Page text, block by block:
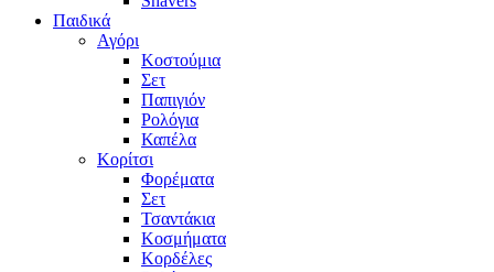
Παιδικά
Αγόρι
Κοστούμια
Σετ
Παπιγιόν
Ρολόγια
Καπέλα
Κορίτσι
Φορέματα
Σετ
Τσαντάκια
Κοσμήματα
Κορδέλες